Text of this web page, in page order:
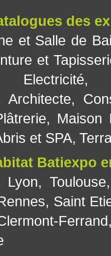
des
et Salle de
et
Electricité
Architecte,
, Maison
et SPA,
Batiexpo
Lyon, Toulouse
, Saint
Ferrand